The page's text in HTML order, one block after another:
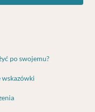
po swojemu?
wskazówki